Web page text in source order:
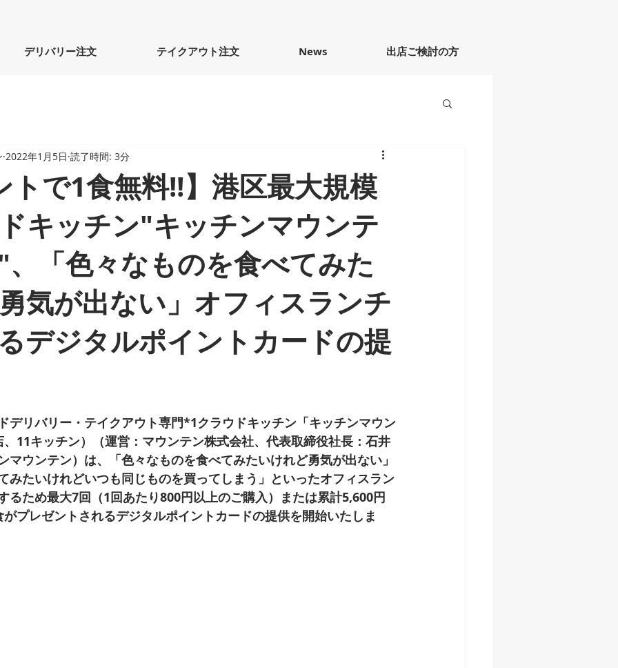
デリバリー注文 テイクアウト注文 News 出店ご検討の方
トで1食無料!!】港区最大規模
キッチン"キッチンマウンテ
「色々なものを食べてみた
気が出ない」オフィスランチ
デジタルポイントカードの提
2022年1月5日 読了時間: 3分
デリバリー・テイクアウト専門*1クラウドキッチン「キッチンマウン
11キッチン）（運営：マウンテン株式会社、代表取締役社長：石井
マウンテン）は、「色々なものを食べてみたいけれど勇気が出ない」
みたいけれどいつも同じものを買ってしまう」といったオフィスラン
るため最大7回（1回あたり800円以上のご購入）または累計5,600円
プレゼントされるデジタルポイントカードの提供を開始いたしま